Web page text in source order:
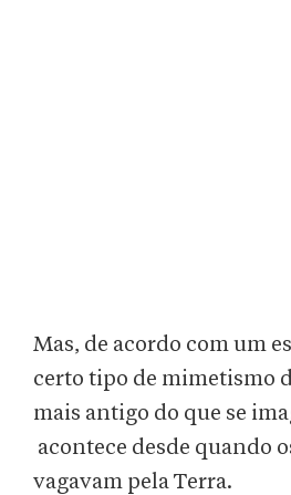
Mas, de acordo com um
certo tipo de mimetismo
mais antigo do que se
acontece desde quando
vagavam pela Terra.